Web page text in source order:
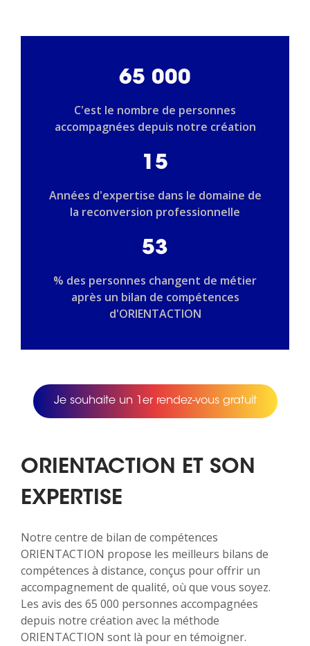
65 000
C'est le nombre de personnes
accompagnées depuis notre création
15
Années d'expertise dans le domaine de
la reconversion professionnelle
53
% des personnes changent de métier
après un bilan de compétences
d'ORIENTACTION
Je souhaite un 1er rendez-vous gratuit
ORIENTACTION ET SON
EXPERTISE
Notre centre de bilan de compétences
ORIENTACTION propose les meilleurs bilans de
compétences à distance, conçus pour offrir un
accompagnement de qualité, où que vous soyez.
Les avis des 65 000 personnes accompagnées
depuis notre création avec la méthode
ORIENTACTION sont là pour en témoigner.